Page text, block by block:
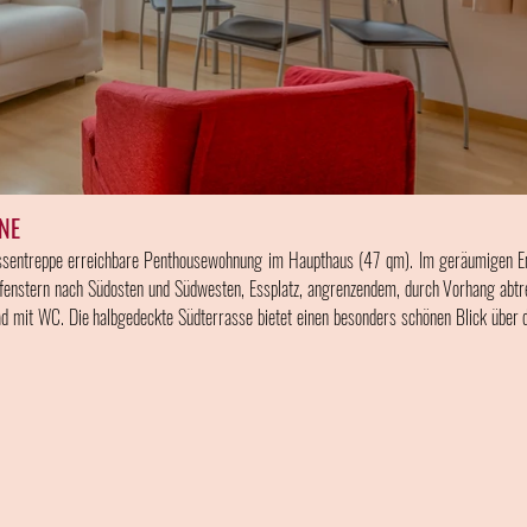
erreichbare Penthousewohnung im Haupthaus (47 qm). Im
nach Südosten und Südwesten, Essplatz, angrenzendem, durch Vorhang
mit WC. Die halbgedeckte Südterrasse bietet einen besonders schönen Blick